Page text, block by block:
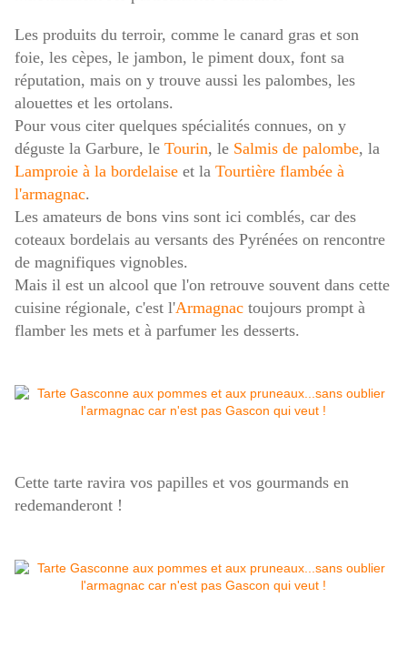
Les produits du terroir, comme le canard gras et son
foie, les cèpes, le jambon, le piment doux, font sa
réputation, mais on y trouve aussi les palombes, les
alouettes et les ortolans.
Pour vous citer quelques spécialités connues, on y
déguste la Garbure, le Tourin, le Salmis de palombe, la
Lamproie à la bordelaise et la Tourtière flambée à
l'armagnac.
Les amateurs de bons vins sont ici comblés, car des
coteaux bordelais au versants des Pyrénées on rencontre
de magnifiques vignobles.
Mais il est un alcool que l'on retrouve souvent dans cette
cuisine régionale, c'est l'Armagnac toujours prompt à
flamber les mets et à parfumer les desserts.
Cette tarte ravira vos papilles et vos gourmands en
redemanderont !